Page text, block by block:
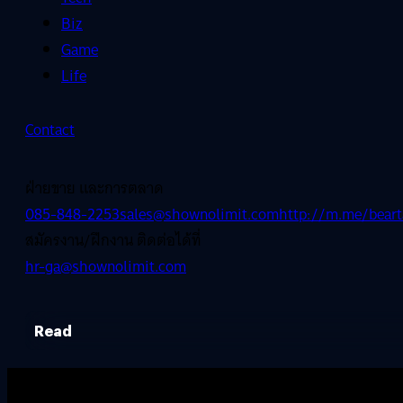
Biz
Game
Life
Contact
ฝ่ายขาย และการตลาด
085-848-2253sales@shownolimit.comhttp://m.me/
สมัครงาน/ฝึกงาน ติดต่อได้ที่
hr-ga@shownolimit.com
Read